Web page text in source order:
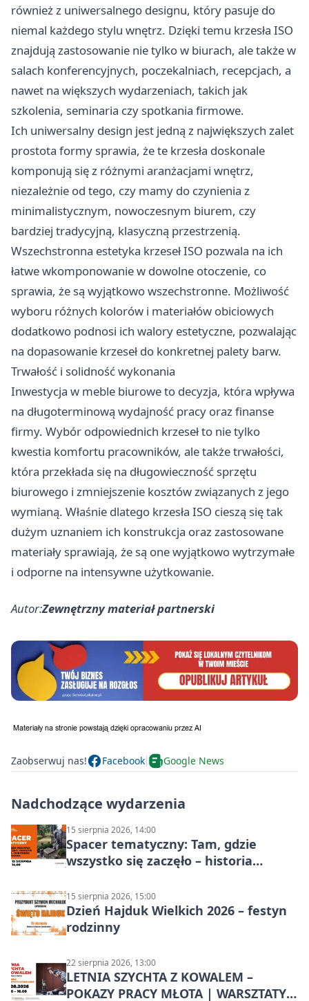
również z uniwersalnego designu, który pasuje do
niemal każdego stylu wnętrz. Dzięki temu krzesła ISO
znajdują zastosowanie nie tylko w biurach, ale także w
salach konferencyjnych, poczekalniach, recepcjach, a
nawet na większych wydarzeniach, takich jak
szkolenia, seminaria czy spotkania firmowe.
Ich uniwersalny design jest jedną z największych zalet
prostota formy sprawia, że te krzesła doskonale
komponują się z różnymi aranżacjami wnętrz,
niezależnie od tego, czy mamy do czynienia z
minimalistycznym, nowoczesnym biurem, czy
bardziej tradycyjną, klasyczną przestrzenią.
Wszechstronna estetyka krzeseł ISO pozwala na ich
łatwe wkomponowanie w dowolne otoczenie, co
sprawia, że są wyjątkowo wszechstronne. Możliwość
wyboru różnych kolorów i materiałów obiciowych
dodatkowo podnosi ich walory estetyczne, pozwalając
na dopasowanie krzeseł do konkretnej palety barw.
Trwałość i solidność wykonania
Inwestycja w meble biurowe to decyzja, która wpływa
na długoterminową wydajność pracy oraz finanse
firmy. Wybór odpowiednich krzeseł to nie tylko
kwestia komfortu pracowników, ale także trwałości,
która przekłada się na długowieczność sprzętu
biurowego i zmniejszenie kosztów związanych z jego
wymianą. Właśnie dlatego krzesła ISO cieszą się tak
dużym uznaniem ich konstrukcja oraz zastosowane
materiały sprawiają, że są one wyjątkowo wytrzymałe
i odporne na intensywne użytkowanie.
Autor:Zewnętrzny materiał partnerski
Zaobserwuj nas! Facebook Google News
Nadchodzące wydarzenia
15 sierpnia 2026, 14:00
Spacer tematyczny: Tam, gdzie
wszystko się zaczęło – historia
15 sierpnia 2026, 15:00
Dzień Hajduk Wielkich 2026 – festyn
rodzinny
22 sierpnia 2026, 13:00
LETNIA SZYCHTA Z KOWALEM –
POKAZY PRACY MŁOTA | WARSZTATY